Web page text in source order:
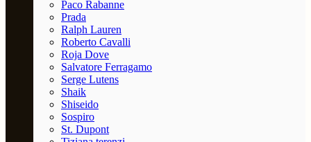
Paco Rabanne
Prada
Ralph Lauren
Roberto Cavalli
Roja Dove
Salvatore Ferragamo
Serge Lutens
Shaik
Shiseido
Sospiro
St. Dupont